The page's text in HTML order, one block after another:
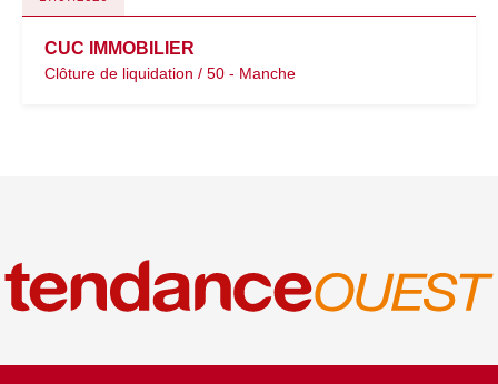
CUC IMMOBILIER
Clôture de liquidation / 50 - Manche